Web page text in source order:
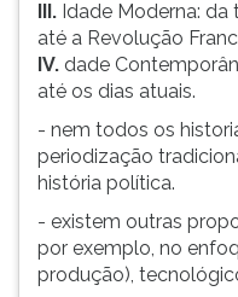
III. Idade Moderna:
até a Revolução
IV. dade
até os dias atuais.
- nem todos os
periodização
história política.
- existem outras
por exemplo, no
produção),